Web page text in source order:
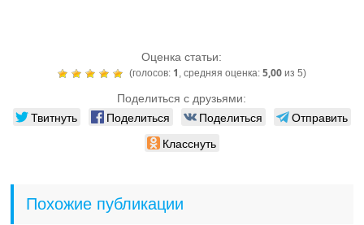
Оценка статьи:
(голосов: 1 , средняя оценка: 5,00из 5)
Поделиться с друзьями:
Твитнуть Поделиться Поделиться
Отправить
Класснуть
Похожие публикации